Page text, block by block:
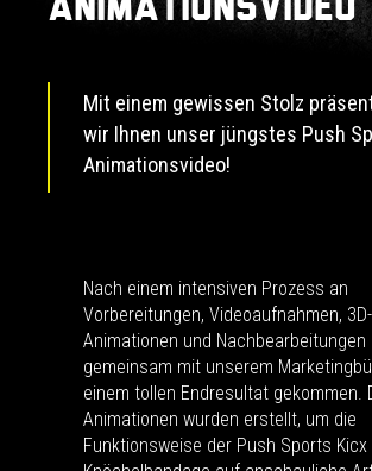
Mit einem gewissen Stolz
wir Ihnen unser jüngstes Push
Animationsvideo!
Nach einem intensiven Prozess an
Vorbereitungen, Videoaufnahmen, 3D-
Animationen und Nachbearbeitungen
gemeinsam mit unserem
einem tollen Endresultat gekommen.
Animationen wurden erstellt, um die
Funktionsweise der Push Sports Kicx